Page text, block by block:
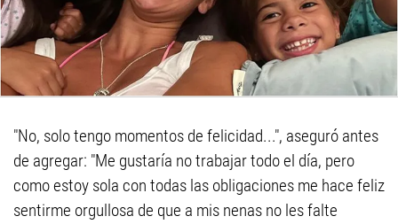
"No, solo tengo momentos de felicidad...", aseguró antes
de agregar: "Me gustaría no trabajar todo el día, pero
como estoy sola con todas las obligaciones me hace feliz
sentirme orgullosa de que a mis nenas no les falte